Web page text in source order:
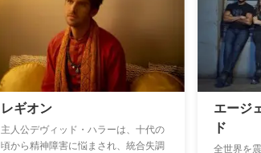
が描かれ
レギオン
主人公デヴィッド・ハラーは、十代の
頃から精神障害に悩まされ、統合失調
エージ
ド
全世界を